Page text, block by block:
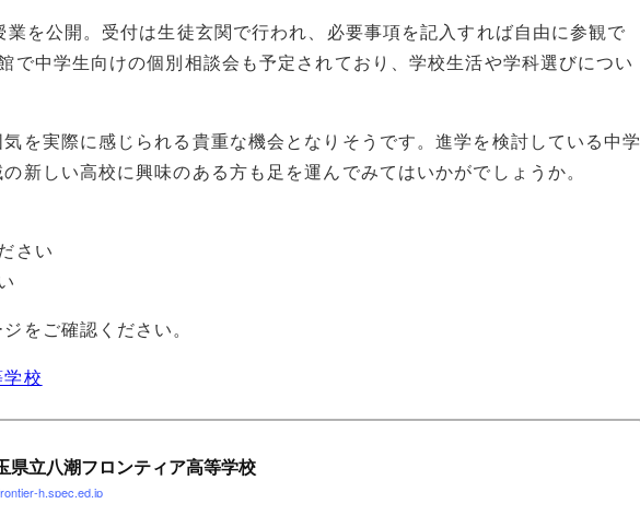
を公開。受付は生徒玄関で行われ、必要事項を記入すれば自由に参観で
で中学生向けの個別相談会も予定されており、学校生活や学科選びについ
を実際に感じられる貴重な機会となりそうです。進学を検討している中学
新しい高校に興味のある方も足を運んでみてはいかがでしょうか。
さい
をご確認ください。
校
県立八潮フロンティア高等学校
h.spec.ed.jp